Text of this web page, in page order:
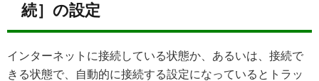
続］の設定
インターネットに接続している状態か、あるいは、接続で
きる状態で、自動的に接続する設定になっているとトラッ